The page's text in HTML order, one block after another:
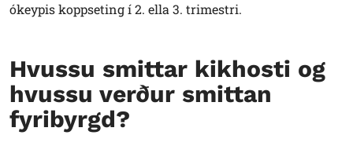
ókeypis koppseting í 2. ella 3. trimestri.
Hvussu smittar kikhosti og
hvussu verður smittan
fyribyrgd?